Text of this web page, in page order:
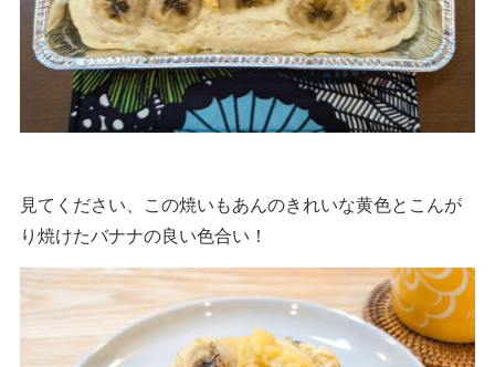
見てください、この焼いもあんのきれいな黄色とこんが
り焼けたバナナの良い色合い！